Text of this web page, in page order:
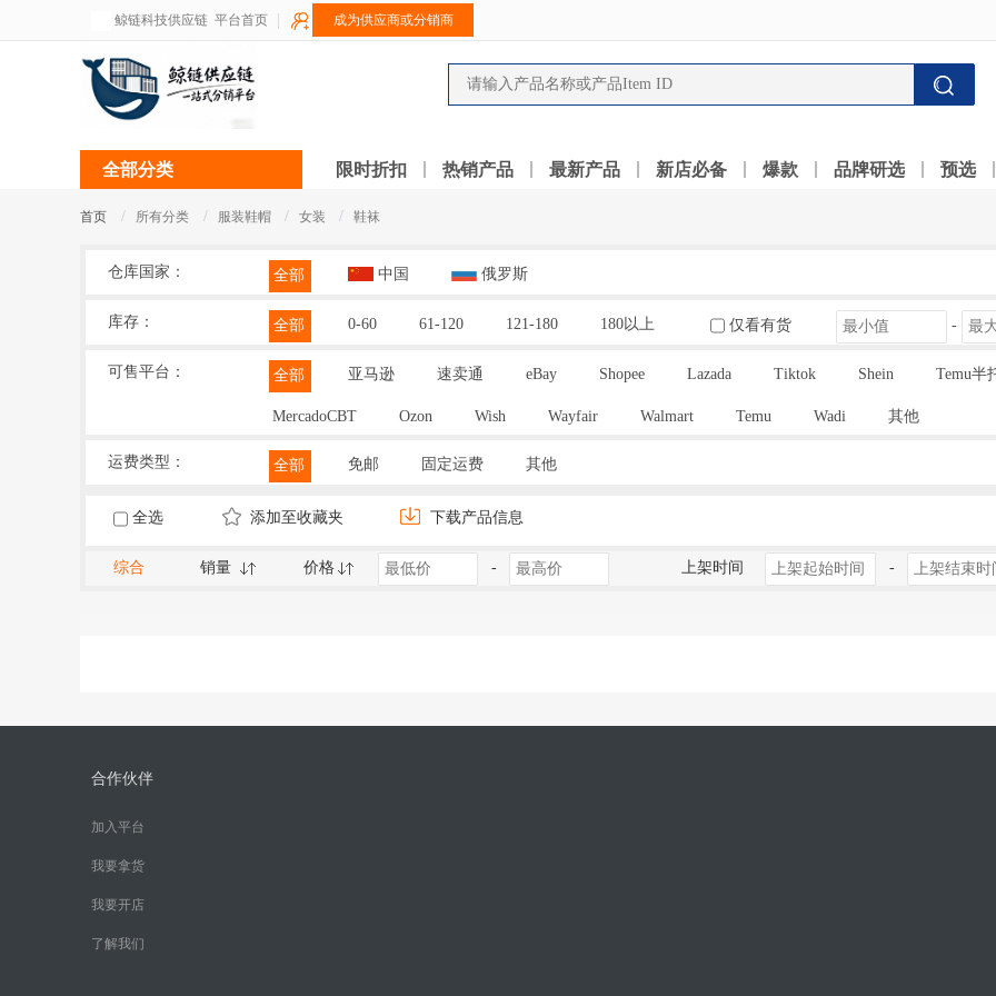
鲸链科技供应链 平台首页 成为供应商或分销商
全部分类 限时折扣 热销产品 最新产品 新店必备 爆款 品牌研选 预选
首页 / 所有分类 / 服装鞋帽 / 女装 / 鞋袜
仓库国家： 全部 中国 俄罗斯
库存： 全部 0-60 61-120 121-180 180以上 仅看有货 -
可售平台： 全部 亚马逊 速卖通 eBay Shopee Lazada Tiktok Shein Temu半
MercadoCBT Ozon Wish Wayfair Walmart Temu Wadi 其他
运费类型： 全部 免邮 固定运费 其他
全选 添加至收藏夹 下载产品信息
综合 销量 价格 - 上架时间 -
合作伙伴
加入平台
我要拿货
我要开店
了解我们